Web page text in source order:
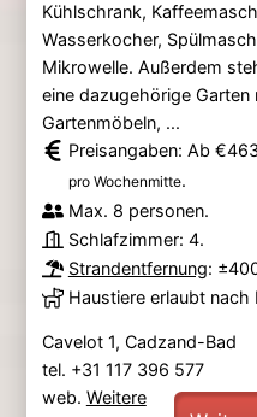
Kühlschrank,
Wasserkocher,
Mikrowelle. Außerdem
eine dazugehörige Garten
Gartenmöbeln, ...
Preisangaben: Ab €463
pro Wochenmitte.
Max. 8 personen.
Schlafzimmer: 4.
Strandentfernung:
Haustiere erlaubt nach
Cavelot 1, Cadzand-Bad
tel. +31 117 396 577
web. Weitere